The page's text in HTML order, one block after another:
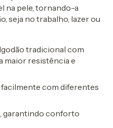
na pele, tornando-a
seja no trabalho, lazer ou
tradicional com
maior resistência e
facilmente com diferentes
garantindo conforto